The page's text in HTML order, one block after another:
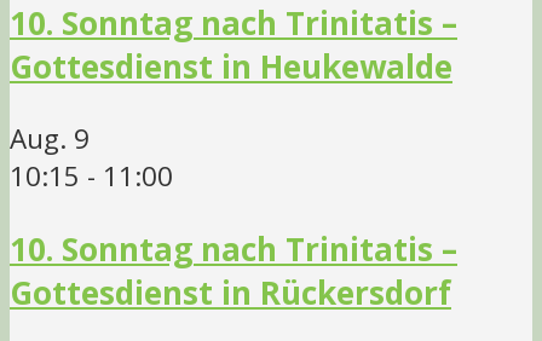
10. Sonntag nach Trinitatis –
Gottesdienst in Heukewalde
Aug. 9
10:15 - 11:00
10. Sonntag nach Trinitatis –
Gottesdienst in Rückersdorf